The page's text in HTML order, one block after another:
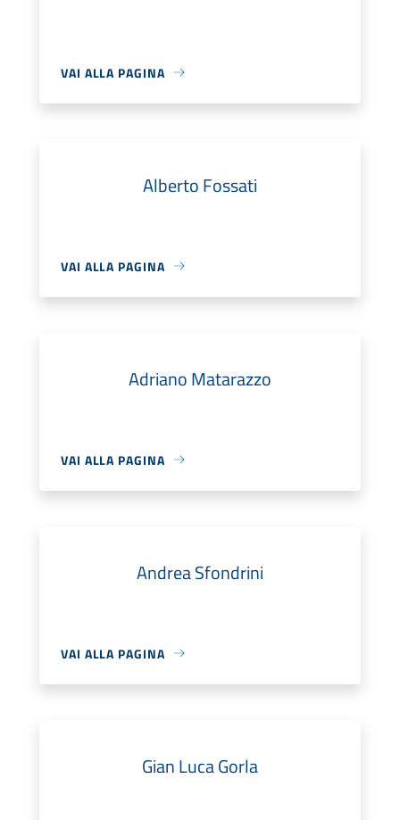
VAI ALLA PAGINA
Alberto Fossati
VAI ALLA PAGINA
Adriano Matarazzo
VAI ALLA PAGINA
Andrea Sfondrini
VAI ALLA PAGINA
Gian Luca Gorla